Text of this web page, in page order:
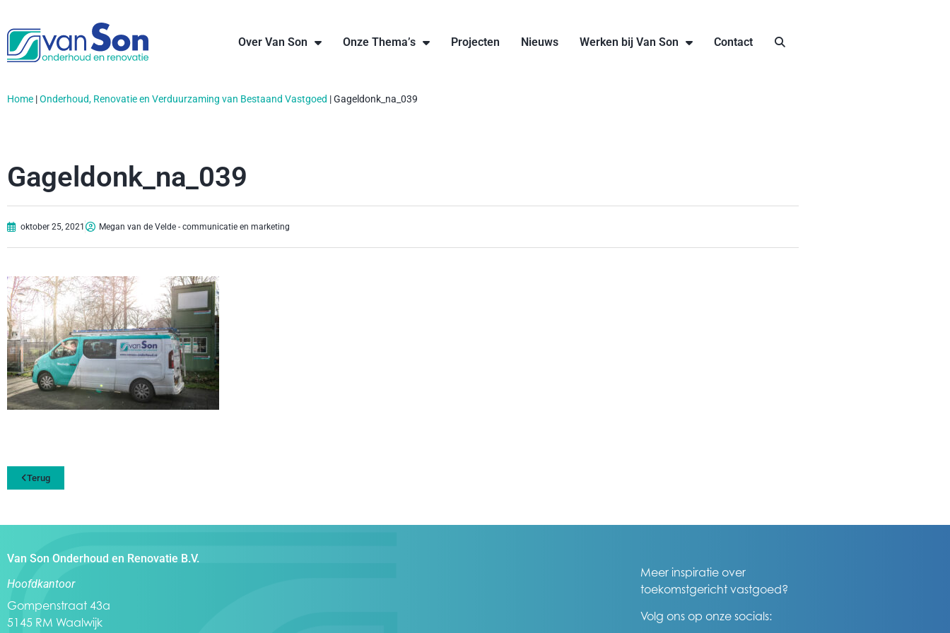
Over Van Son Onze Thema’s Projecten Nieuws Werken bij Van Son Contact
Home |Onderhoud, Renovatie en Verduurzaming van Bestaand Vastgoed |Gageldonk_na_039
Gageldonk_na_039
oktober 25, 2021 Megan van de Velde - communicatie en marketing
Terug
Van Son Onderhoud en Renovatie B.V.
Hoofdkantoor
Gompenstraat 43a
5145 RM Waalwijk
Meer inspiratie over
toekomstgericht vastgoed?
Volg ons op onze socials: